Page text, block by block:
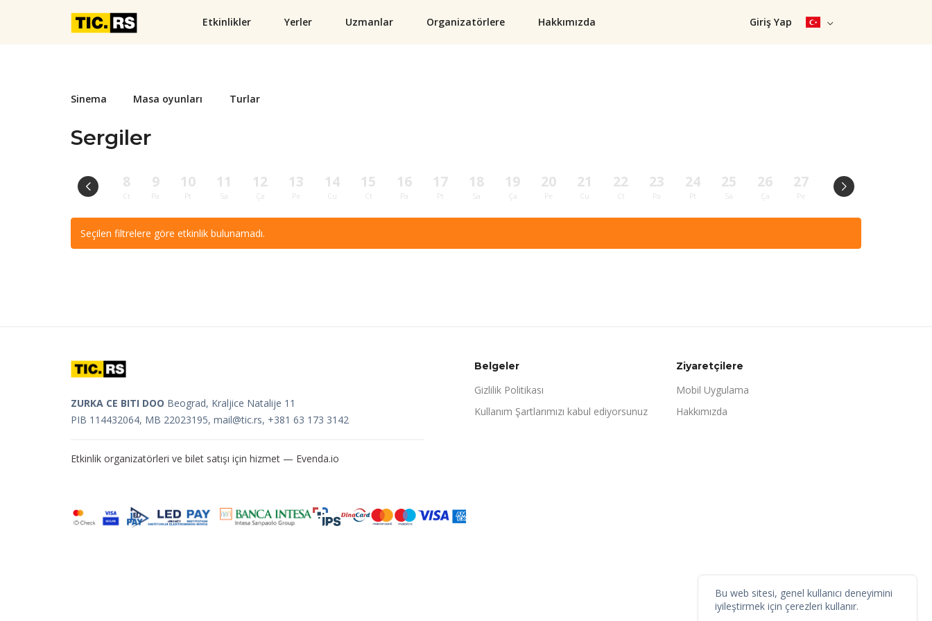
Etkinlikler Yerler Uzmanlar Organizatörlere Hakkımızda Giriş Yap
Sinema Masa oyunları Turlar
Sergiler
8
Ct
9
Pa
10
Pt
11
Sa
12
Ça
13
Pe
14
Cu
15
Ct
16
Pa
17
Pt
18
Sa
19
Ça
20
Pe
21
Cu
22
Ct
23
Pa
24
Pt
25
Sa
26
Ça
27
Pe
28
Cu
Seçilen filtrelere göre etkinlik bulunamadı.
ZURKA CE BITI DOO Beograd, Kraljice Natalije 11
PIB 114432064, MB 22023195, mail@tic.rs, +381 63 173 3142
Etkinlik organizatörleri ve bilet satışı için hizmet — Evenda.io
Belgeler
Gizlilik Politikası
Kullanım Şartlarımızı kabul ediyorsunuz
Ziyaretçilere
Mobil Uygulama
Hakkımızda
Bu web sitesi, genel kullanıcı deneyimini
iyileştirmek için çerezleri kullanır.